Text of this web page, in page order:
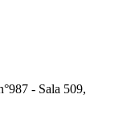
- Sala 509,